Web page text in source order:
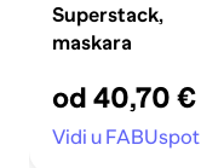
Superstack,
maskara
od 40,70 €
Vidi u FABUspot